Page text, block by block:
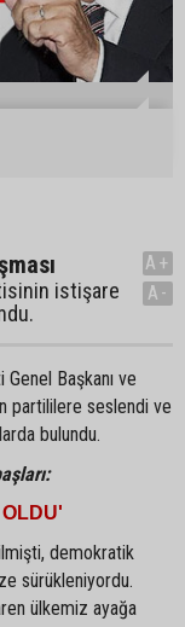
istişare
A+
A-
Genel Başkanı ve
partililere seslendi ve
bulundu.
demokratik
sürükleniyordu.
ülkemiz ayağa